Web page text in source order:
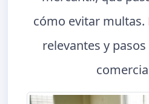
cómo evitar multas.
relevantes y